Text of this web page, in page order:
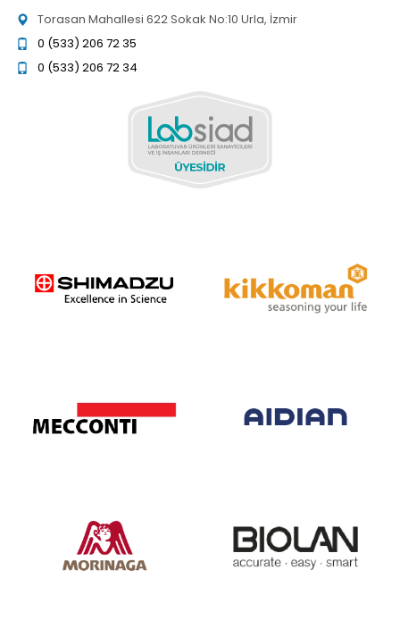
Torasan Mahallesi 622 Sokak No:10 Urla, İzmir
0 (533) 206 72 35
0 (533) 206 72 34